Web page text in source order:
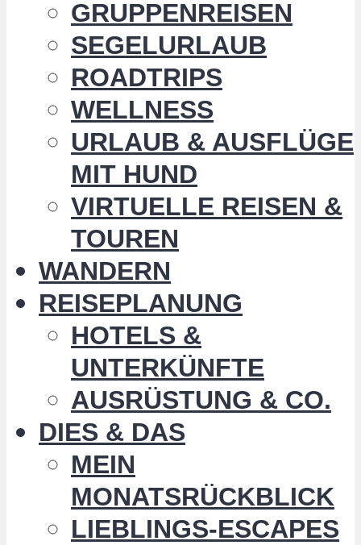
GRUPPENREISEN
SEGELURLAUB
ROADTRIPS
WELLNESS
URLAUB & AUSFLÜGE
MIT HUND
VIRTUELLE REISEN &
TOUREN
WANDERN
REISEPLANUNG
HOTELS &
UNTERKÜNFTE
AUSRÜSTUNG & CO.
DIES & DAS
MEIN
MONATSRÜCKBLICK
LIEBLINGS-ESCAPES